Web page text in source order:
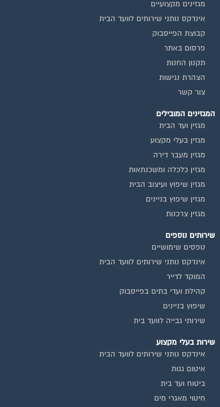
מגזינים מקצועיים
אינדקס נותני שירותים לוועד הבית
קבוצת הפייסבוק
פרסום באתר
תקנון החנות
הצהרת נגישות
צור קשר
המגזינים המובילים
מגזין ועד הבית
מגזין בעלי מקצוע
מגזין מעבר דירה
מגזין כלכלה ומשכנתאות
מגזין שיפוץ ועיצוב הבית
מגזין שיפוץ בניינים
מגזין צרכנות
שירותים נוספים
טפסים שימושיים
אינדקס נותני שירותים לוועד הבית
המוקד לדייר
קהילת ועדי בתים בפייסבוק
שיפוץ בניינים
שירותי גבייה לוועד בית
שירות בעלי מקצוע
אינדקס נותני שירותים לוועד הבית
איטום גגות
ביטוח ועד בית
חיטוי מאגרי מים